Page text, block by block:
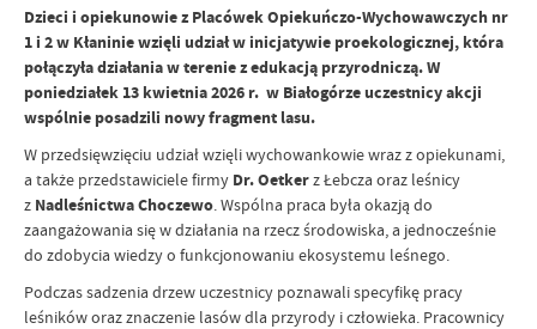
Dzieci i opiekunowie z Placówek Opiekuńczo-Wychowawczych nr
1 i 2 w Kłaninie wzięli udział w inicjatywie proekologicznej, która
połączyła działania w terenie z edukacją przyrodniczą. W
poniedziałek 13 kwietnia 2026 r. w Białogórze uczestnicy akcji
wspólnie posadzili nowy fragment lasu.
W przedsięwzięciu udział wzięli wychowankowie wraz z opiekunami,
a także przedstawiciele firmy Dr. Oetkerz Łebcza oraz leśnicy
z Nadleśnictwa Choczewo. Wspólna praca była okazją do
zaangażowania się w działania na rzecz środowiska, a jednocześnie
do zdobycia wiedzy o funkcjonowaniu ekosystemu leśnego.
Podczas sadzenia drzew uczestnicy poznawali specyfikę pracy
leśników oraz znaczenie lasów dla przyrody i człowieka. Pracownicy